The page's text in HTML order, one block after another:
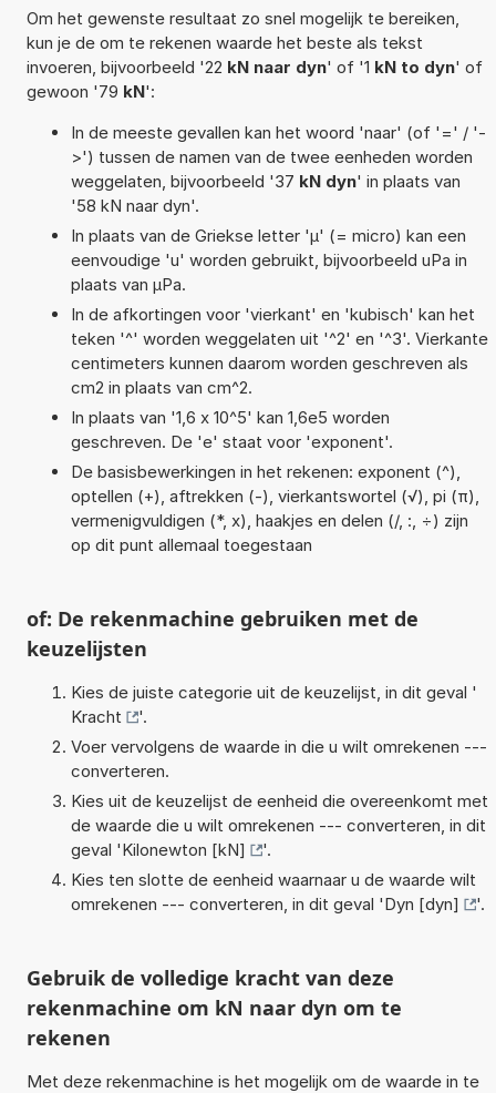
Om het gewenste resultaat zo snel mogelijk te bereiken,
kun je de om te rekenen waarde het beste als tekst
invoeren, bijvoorbeeld '22 kN naar dyn' of '1 kN to dyn' of
gewoon '79 kN':
In de meeste gevallen kan het woord 'naar' (of '=' / '-
>') tussen de namen van de twee eenheden worden
weggelaten, bijvoorbeeld '37 kN dyn' in plaats van
'58 kN naar dyn'.
In plaats van de Griekse letter 'µ' (= micro) kan een
eenvoudige 'u' worden gebruikt, bijvoorbeeld uPa in
plaats van µPa.
In de afkortingen voor 'vierkant' en 'kubisch' kan het
teken '^' worden weggelaten uit '^2' en '^3'. Vierkante
centimeters kunnen daarom worden geschreven als
cm2 in plaats van cm^2.
In plaats van '1,6 x 10^5' kan 1,6e5 worden
geschreven. De 'e' staat voor 'exponent'.
De basisbewerkingen in het rekenen: exponent (^),
optellen (+), aftrekken (-), vierkantswortel (√), pi (π),
vermenigvuldigen (*, x), haakjes en delen (/, :, ÷) zijn
op dit punt allemaal toegestaan
of: De rekenmachine gebruiken met de
keuzelijsten
Kies de juiste categorie uit de keuzelijst, in dit geval '
Kracht
'.
Voer vervolgens de waarde in die u wilt omrekenen ---
converteren.
Kies uit de keuzelijst de eenheid die overeenkomt met
de waarde die u wilt omrekenen --- converteren, in dit
geval 'Kilonewton [kN]
'.
Kies ten slotte de eenheid waarnaar u de waarde wilt
omrekenen --- converteren, in dit geval 'Dyn [dyn] '.
Gebruik de volledige kracht van deze
rekenmachine om kN naar dyn om te
rekenen
Met deze rekenmachine is het mogelijk om de waarde in te